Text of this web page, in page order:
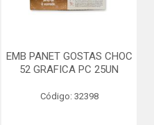
EMB PANET GOSTAS CHOC
52 GRAFICA PC 25UN
Código: 32398